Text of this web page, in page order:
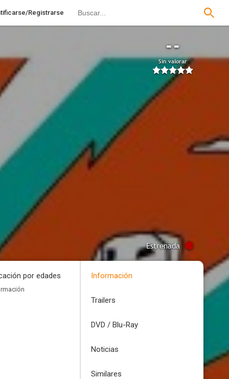
Registrarse
--
Sin valorar
Estrenada
por edades Información
Trailers
DVD / Blu-Ray
Noticias
Similares